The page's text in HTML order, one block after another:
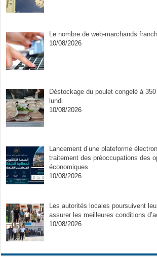
Le nombre de web-marchands
10/08/2026
Déstockage du poulet congelé à
lundi
10/08/2026
Lancement d’une plateforme
traitement des préoccupations des
économiques
10/08/2026
Les autorités locales poursuivent
assurer les meilleures conditions
10/08/2026